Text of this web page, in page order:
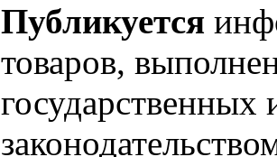
Публикуется
товаров,